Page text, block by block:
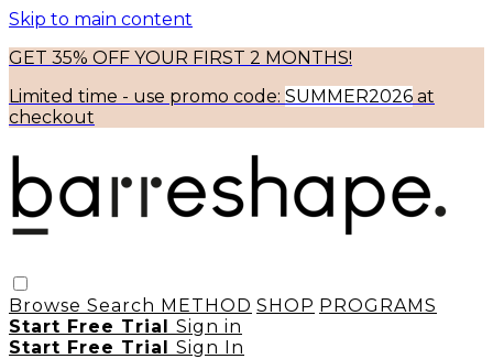
Skip to main content
GET 35% OFF YOUR FIRST 2 MONTHS!
Limited time - use promo code: SUMMER2026 at
checkout
Browse Search METHOD SHOP PROGRAMS
Start Free Trial Sign in
Start Free Trial Sign In